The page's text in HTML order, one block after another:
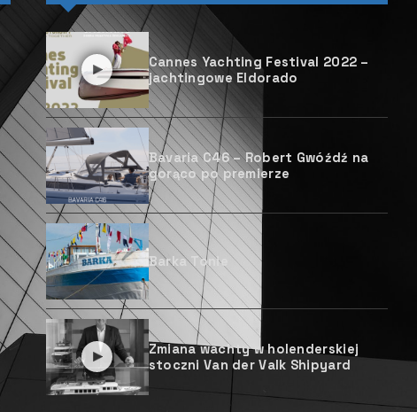
Cannes Yachting Festival 2022 –
jachtingowe Eldorado
Bavaria C46 – Robert Gwóźdź na
gorąco po premierze
Barka Tonie
Zmiana wachty w holenderskiej
stoczni Van der Valk Shipyard